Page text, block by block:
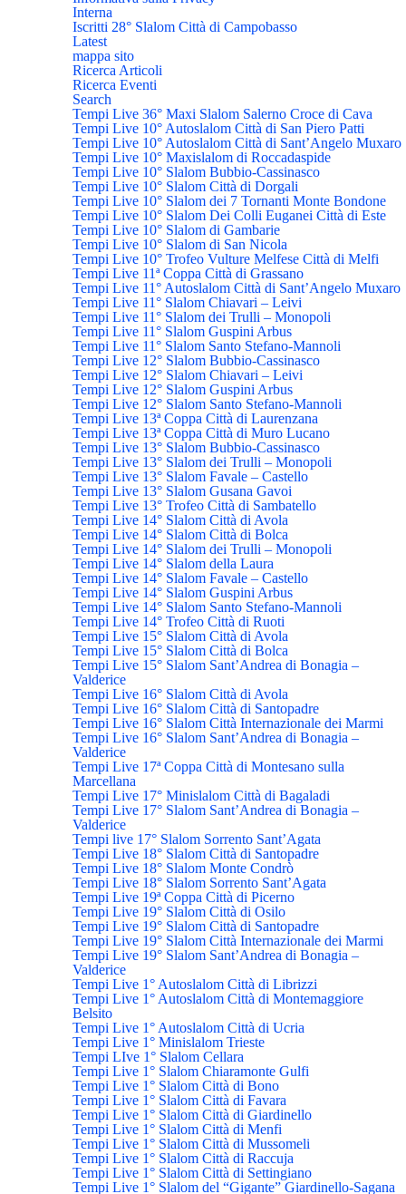
Interna
Iscritti 28° Slalom Città di Campobasso
Latest
mappa sito
Ricerca Articoli
Ricerca Eventi
Search
Tempi Live 36° Maxi Slalom Salerno Croce di Cava
Tempi Live 10° Autoslalom Città di San Piero Patti
Tempi Live 10° Autoslalom Città di Sant’Angelo Muxaro
Tempi Live 10° Maxislalom di Roccadaspide
Tempi Live 10° Slalom Bubbio-Cassinasco
Tempi Live 10° Slalom Città di Dorgali
Tempi Live 10° Slalom dei 7 Tornanti Monte Bondone
Tempi Live 10° Slalom Dei Colli Euganei Città di Este
Tempi Live 10° Slalom di Gambarie
Tempi Live 10° Slalom di San Nicola
Tempi Live 10° Trofeo Vulture Melfese Città di Melfi
Tempi Live 11ª Coppa Città di Grassano
Tempi Live 11° Autoslalom Città di Sant’Angelo Muxaro
Tempi Live 11° Slalom Chiavari – Leivi
Tempi Live 11° Slalom dei Trulli – Monopoli
Tempi Live 11° Slalom Guspini Arbus
Tempi Live 11° Slalom Santo Stefano-Mannoli
Tempi Live 12° Slalom Bubbio-Cassinasco
Tempi Live 12° Slalom Chiavari – Leivi
Tempi Live 12° Slalom Guspini Arbus
Tempi Live 12° Slalom Santo Stefano-Mannoli
Tempi Live 13ª Coppa Città di Laurenzana
Tempi Live 13ª Coppa Città di Muro Lucano
Tempi Live 13° Slalom Bubbio-Cassinasco
Tempi Live 13° Slalom dei Trulli – Monopoli
Tempi Live 13° Slalom Favale – Castello
Tempi Live 13° Slalom Gusana Gavoi
Tempi Live 13° Trofeo Città di Sambatello
Tempi Live 14° Slalom Città di Avola
Tempi Live 14° Slalom Città di Bolca
Tempi Live 14° Slalom dei Trulli – Monopoli
Tempi Live 14° Slalom della Laura
Tempi Live 14° Slalom Favale – Castello
Tempi Live 14° Slalom Guspini Arbus
Tempi Live 14° Slalom Santo Stefano-Mannoli
Tempi Live 14° Trofeo Città di Ruoti
Tempi Live 15° Slalom Città di Avola
Tempi Live 15° Slalom Città di Bolca
Tempi Live 15° Slalom Sant’Andrea di Bonagia –
Valderice
Tempi Live 16° Slalom Città di Avola
Tempi Live 16° Slalom Città di Santopadre
Tempi Live 16° Slalom Città Internazionale dei Marmi
Tempi Live 16° Slalom Sant’Andrea di Bonagia –
Valderice
Tempi Live 17ª Coppa Città di Montesano sulla
Marcellana
Tempi Live 17° Minislalom Città di Bagaladi
Tempi Live 17° Slalom Sant’Andrea di Bonagia –
Valderice
Tempi live 17° Slalom Sorrento Sant’Agata
Tempi Live 18° Slalom Città di Santopadre
Tempi Live 18° Slalom Monte Condrò
Tempi Live 18° Slalom Sorrento Sant’Agata
Tempi Live 19ª Coppa Città di Picerno
Tempi Live 19° Slalom Città di Osilo
Tempi Live 19° Slalom Città di Santopadre
Tempi Live 19° Slalom Città Internazionale dei Marmi
Tempi Live 19° Slalom Sant’Andrea di Bonagia –
Valderice
Tempi Live 1° Autoslalom Città di Librizzi
Tempi Live 1° Autoslalom Città di Montemaggiore
Belsito
Tempi Live 1° Autoslalom Città di Ucria
Tempi Live 1° Minislalom Trieste
Tempi LIve 1° Slalom Cellara
Tempi Live 1° Slalom Chiaramonte Gulfi
Tempi Live 1° Slalom Città di Bono
Tempi Live 1° Slalom Città di Favara
Tempi Live 1° Slalom Città di Giardinello
Tempi Live 1° Slalom Città di Menfi
Tempi Live 1° Slalom Città di Mussomeli
Tempi Live 1° Slalom Città di Raccuja
Tempi Live 1° Slalom Città di Settingiano
Tempi Live 1° Slalom del “Gigante” Giardinello-Sagana